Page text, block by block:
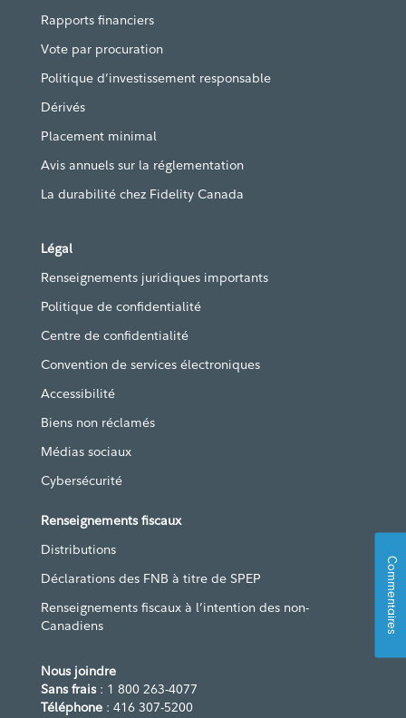
Rapports financiers
Vote par procuration
Politique d’investissement responsable
Dérivés
Placement minimal
Avis annuels sur la réglementation
La durabilité chez Fidelity Canada
Légal
Renseignements juridiques importants
Politique de confidentialité
Centre de confidentialité
Convention de services électroniques
Accessibilité
Biens non réclamés
Médias sociaux
Cybersécurité
Renseignements fiscaux
Distributions
Déclarations des FNB à titre de SPEP
Renseignements fiscaux à l’intention des non-
Canadiens
Nous joindre
Sans frais: 1 800 263-4077
Téléphone : 416 307-5200
Commentaires